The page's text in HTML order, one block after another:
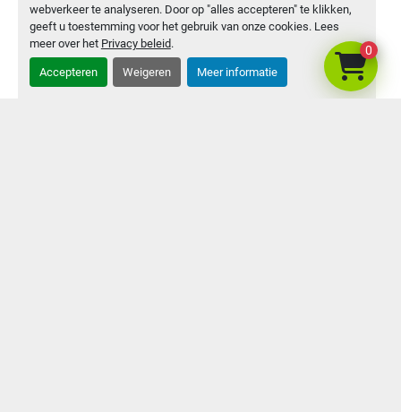
webverkeer te analyseren. Door op "alles accepteren" te klikken,
geeft u toestemming voor het gebruik van onze cookies. Lees
meer over het Privacy beleid.
Accepteren Weigeren Meer informatie
+31 655 062 286
0655062286
info@kinmachines.nl
0